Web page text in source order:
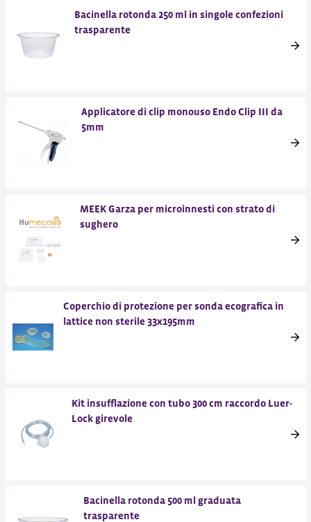
Bacinella rotonda 250 ml in singole confezioni
trasparente
Applicatore di clip monouso Endo Clip III da
5mm
MEEK Garza per microinnesti con strato di
sughero
Coperchio di protezione per sonda ecografica in
lattice non sterile 33x195mm
Kit insufflazione con tubo 300 cm raccordo Luer-
Lock girevole
Bacinella rotonda 500 ml graduata
trasparente